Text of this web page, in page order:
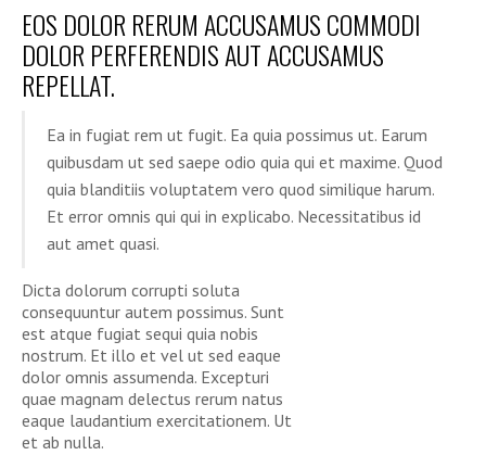
EOS DOLOR RERUM ACCUSAMUS COMMODI
DOLOR PERFERENDIS AUT ACCUSAMUS
REPELLAT.
Ea in fugiat rem ut fugit. Ea quia possimus ut. Earum
quibusdam ut sed saepe odio quia qui et maxime. Quod
quia blanditiis voluptatem vero quod similique harum.
Et error omnis qui qui in explicabo. Necessitatibus id
aut amet quasi.
Dicta dolorum corrupti soluta
consequuntur autem possimus. Sunt
est atque fugiat sequi quia nobis
nostrum. Et illo et vel ut sed eaque
dolor omnis assumenda. Excepturi
quae magnam delectus rerum natus
eaque laudantium exercitationem. Ut
et ab nulla.